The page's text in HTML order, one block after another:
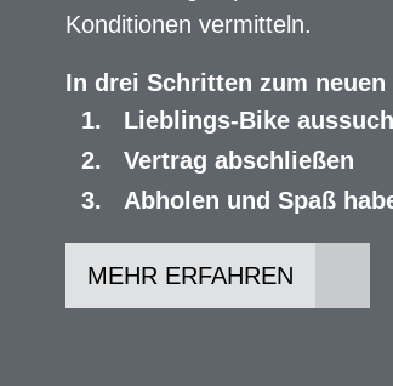
Konditionen vermitteln.
In drei Schritten zum neuen
Lieblings-Bike
Vertrag abschließen
Abholen und Spaß
MEHR ERFAHREN